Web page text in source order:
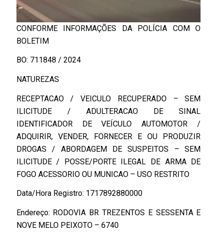
CONFORME INFORMAÇÕES DA POLÍCIA COM O
BOLETIM
BO: 711848 / 2024
NATUREZAS
RECEPTACAO / VEICULO RECUPERADO – SEM
ILICITUDE / ADULTERACAO DE SINAL
IDENTIFICADOR DE VEÍCULO AUTOMOTOR /
ADQUIRIR, VENDER, FORNECER E OU PRODUZIR
DROGAS / ABORDAGEM DE SUSPEITOS – SEM
ILICITUDE / POSSE/PORTE ILEGAL DE ARMA DE
FOGO ACESSORIO OU MUNICAO – USO RESTRITO
Data/Hora Registro: 1717892880000
Endereço: RODOVIA BR TREZENTOS E SESSENTA E
NOVE MELO PEIXOTO – 6740